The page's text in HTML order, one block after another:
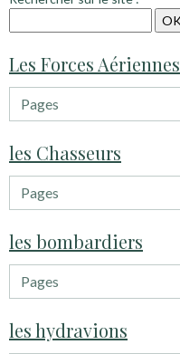
Les Forces Aériennes
les Chasseurs
les bombardiers
les hydravions